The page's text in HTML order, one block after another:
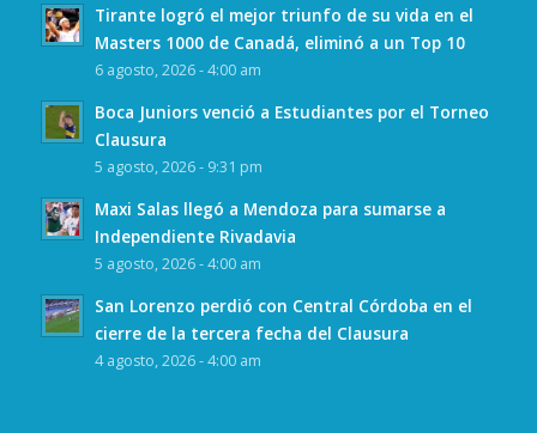
Tirante logró el mejor triunfo de su vida en el
Masters 1000 de Canadá, eliminó a un Top 10
6 agosto, 2026 - 4:00 am
Boca Juniors venció a Estudiantes por el Torneo
Clausura
5 agosto, 2026 - 9:31 pm
Maxi Salas llegó a Mendoza para sumarse a
Independiente Rivadavia
5 agosto, 2026 - 4:00 am
San Lorenzo perdió con Central Córdoba en el
cierre de la tercera fecha del Clausura
4 agosto, 2026 - 4:00 am